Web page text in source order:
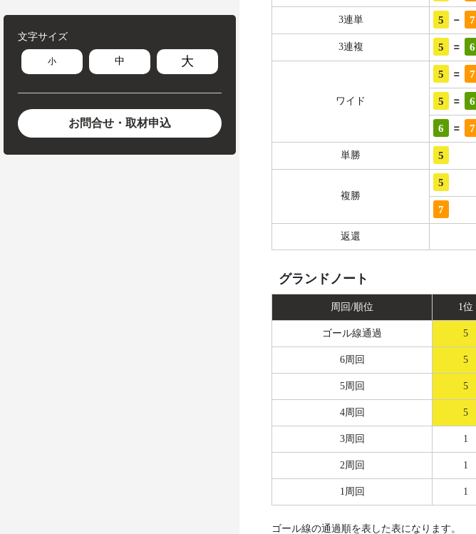
文字サイズ
小 中 大
お問合せ・取材申込
3連単 5 - 7
3連複 5 = 6
ワイド
5 = 7
5 = 6
6 = 7
単勝 5
複勝
5
7
返還
グランドノート
周回/順位 1位
ゴール線通過 5
6周回 5
5周回 5
4周回 5
3周回 1
2周回 1
1周回 1
ゴール線の通過順を表した表になります。